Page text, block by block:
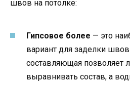
швов на потолке:
Гипсовое более — это
вариант для заделки
составляющая позволяет
выравнивать состав, а